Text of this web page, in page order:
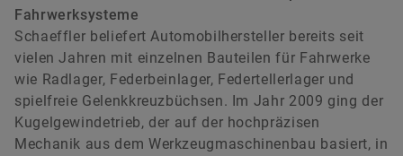
Fahrwerksysteme
Schaeffler beliefert Automobilhersteller bereits seit
vielen Jahren mit einzelnen Bauteilen für Fahrwerke
wie Radlager, Federbeinlager, Federtellerlager und
spielfreie Gelenkkreuzbüchsen. Im Jahr 2009 ging der
Kugelgewindetrieb, der auf der hochpräzisen
Mechanik aus dem Werkzeugmaschinenbau basiert, in